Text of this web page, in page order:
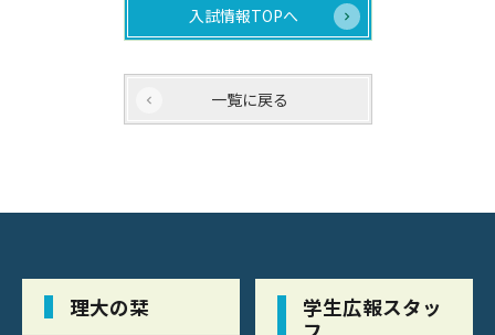
入試情報TOPへ
一覧に戻る
理大の栞
学生広報スタッ